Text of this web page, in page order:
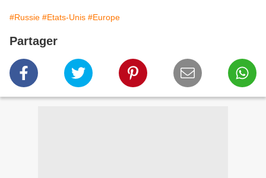
#Russie #Etats-Unis #Europe
Partager